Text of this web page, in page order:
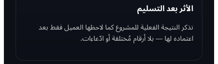
الأثر بعد التسليم
نذكر النتيجة الفعلية للمشروع كما لاحظها العميل فقط بعد
اعتماده لها — بلا أرقام مُختلقة أو ادّعاءات.